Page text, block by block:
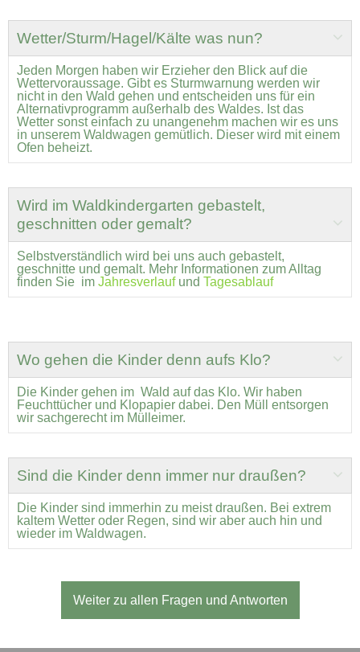
Wetter/Sturm/Hagel/Kälte was nun?
Jeden Morgen haben wir Erzieher den Blick auf die
Wettervoraussage. Gibt es Sturmwarnung werden wir
nicht in den Wald gehen und entscheiden uns für ein
Alternativprogramm außerhalb des Waldes. Ist das
Wetter sonst einfach zu unangenehm machen wir es uns
in unserem Waldwagen gemütlich. Dieser wird mit einem
Ofen beheizt.
Wird im Waldkindergarten gebastelt,
geschnitten oder gemalt?
Selbstverständlich wird bei uns auch gebastelt,
geschnitte und gemalt. Mehr Informationen zum Alltag
finden Sie im Jahresverlaufund Tagesablauf
Wo gehen die Kinder denn aufs Klo?
Die Kinder gehen im Wald auf das Klo. Wir haben
Feuchttücher und Klopapier dabei. Den Müll entsorgen
wir sachgerecht im Mülleimer.
Sind die Kinder denn immer nur draußen?
Die Kinder sind immerhin zu meist draußen. Bei extrem
kaltem Wetter oder Regen, sind wir aber auch hin und
wieder im Waldwagen.
Weiter zu allen Fragen und Antworten